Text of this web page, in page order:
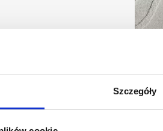
Szczegóły
duet architektów,
(reliefów), oraz
Ich twórczość